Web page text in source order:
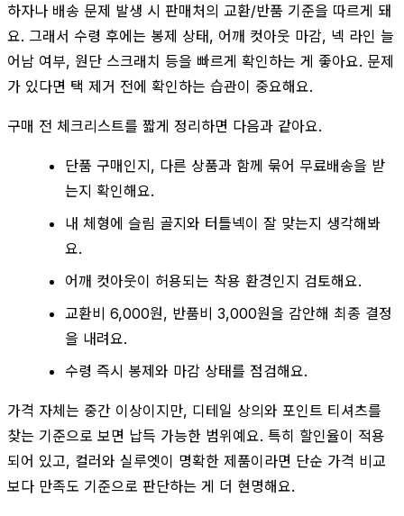
하자나 배송 문제 발생 시 판매처의 교환/반품 기준을 따르게 돼
요. 그래서 수령 후에는 봉제 상태, 어깨 컷아웃 마감, 넥 라인 늘
어남 여부, 원단 스크래치 등을 빠르게 확인하는 게 좋아요. 문제
가 있다면 택 제거 전에 확인하는 습관이 중요해요.
구매 전 체크리스트를 짧게 정리하면 다음과 같아요.
단품 구매인지, 다른 상품과 함께 묶어 무료배송을 받
는지 확인해요.
내 체형에 슬림 골지와 터틀넥이 잘 맞는지 생각해봐
요.
어깨 컷아웃이 허용되는 착용 환경인지 검토해요.
교환비 6,000원, 반품비 3,000원을 감안해 최종 결정
을 내려요.
수령 즉시 봉제와 마감 상태를 점검해요.
가격 자체는 중간 이상이지만, 디테일 상의와 포인트 티셔츠를
찾는 기준으로 보면 납득 가능한 범위예요. 특히 할인율이 적용
되어 있고, 컬러와 실루엣이 명확한 제품이라면 단순 가격 비교
보다 만족도 기준으로 판단하는 게 더 현명해요.